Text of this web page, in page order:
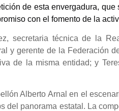
de esta envergadura,
con el fomento de la
secretaria técnica de la
y gerente de la Federación
de la misma entidad; y
Alberto Arnal en el
del panorama estatal. La